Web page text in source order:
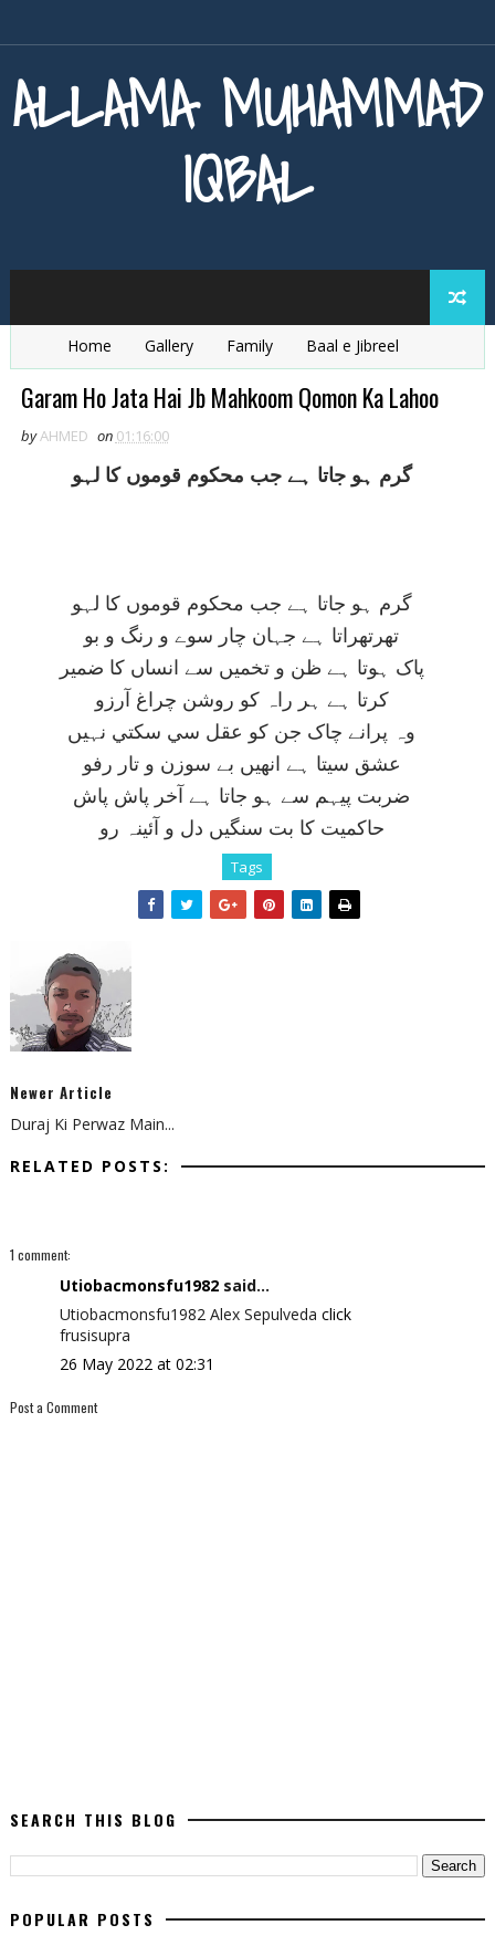
ALLAMA MUHAMMAD
IQBAL
Home Gallery Family
Baal e Jibreel
Zarb e Kaleem
Armaghan e Hijaz Baang e Dra
Garam Ho Jata Hai Jb Mahkoom Qomon Ka Lahoo
byAHMED on 01:16:00
گرم ہو جاتا ہے جب محکوم قوموں کا لہو
گرم ہو جاتا ہے جب محکوم قوموں کا لہو
تھرتھراتا ہے جہان چار سوے و رنگ و بو
پاک ہوتا ہے ظن و تخميں سے انساں کا ضمير
کرتا ہے ہر راہ کو روشن چراغ آرزو
وہ پرانے چاک جن کو عقل سي سکتي نہيں
عشق سيتا ہے انھيں بے سوزن و تار رفو
ضربت پيہم سے ہو جاتا ہے آخر پاش پاش
حاکميت کا بت سنگيں دل و آئينہ رو
Tags
Newer Article
Duraj Ki Perwaz Main...
RELATED POSTS:
1 comment:
Utiobacmonsfu1982said...
Utiobacmonsfu1982 Alex Sepulveda click
frusisupra
26 May 2022 at 02:31
Post a Comment
SEARCH THIS BLOG
POPULAR POSTS